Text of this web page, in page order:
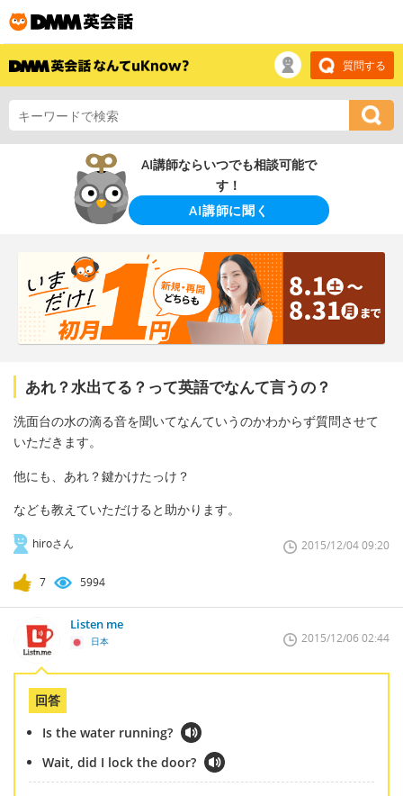
質問する
AI講師ならいつでも相談可能で
す！
AI講師に聞く
あれ？水出てる？って英語でなんて言うの？
洗面台の水の滴る音を聞いてなんていうのかわからず質問させて
いただきます。
他にも、あれ？鍵かけたっけ？
なども教えていただけると助かります。
hiroさん 2015/12/04 09:20
7 5994
Listen me
日本 2015/12/06 02:44
回答
Is the water running?
Wait, did I lock the door?